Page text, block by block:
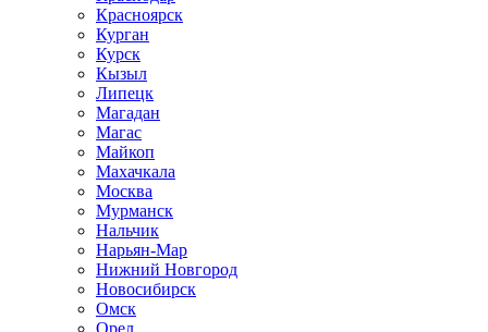
Красноярск
Курган
Курск
Кызыл
Липецк
Магадан
Магас
Майкоп
Махачкала
Москва
Мурманск
Нальчик
Нарьян-Мар
Нижний Новгород
Новосибирск
Омск
Орел